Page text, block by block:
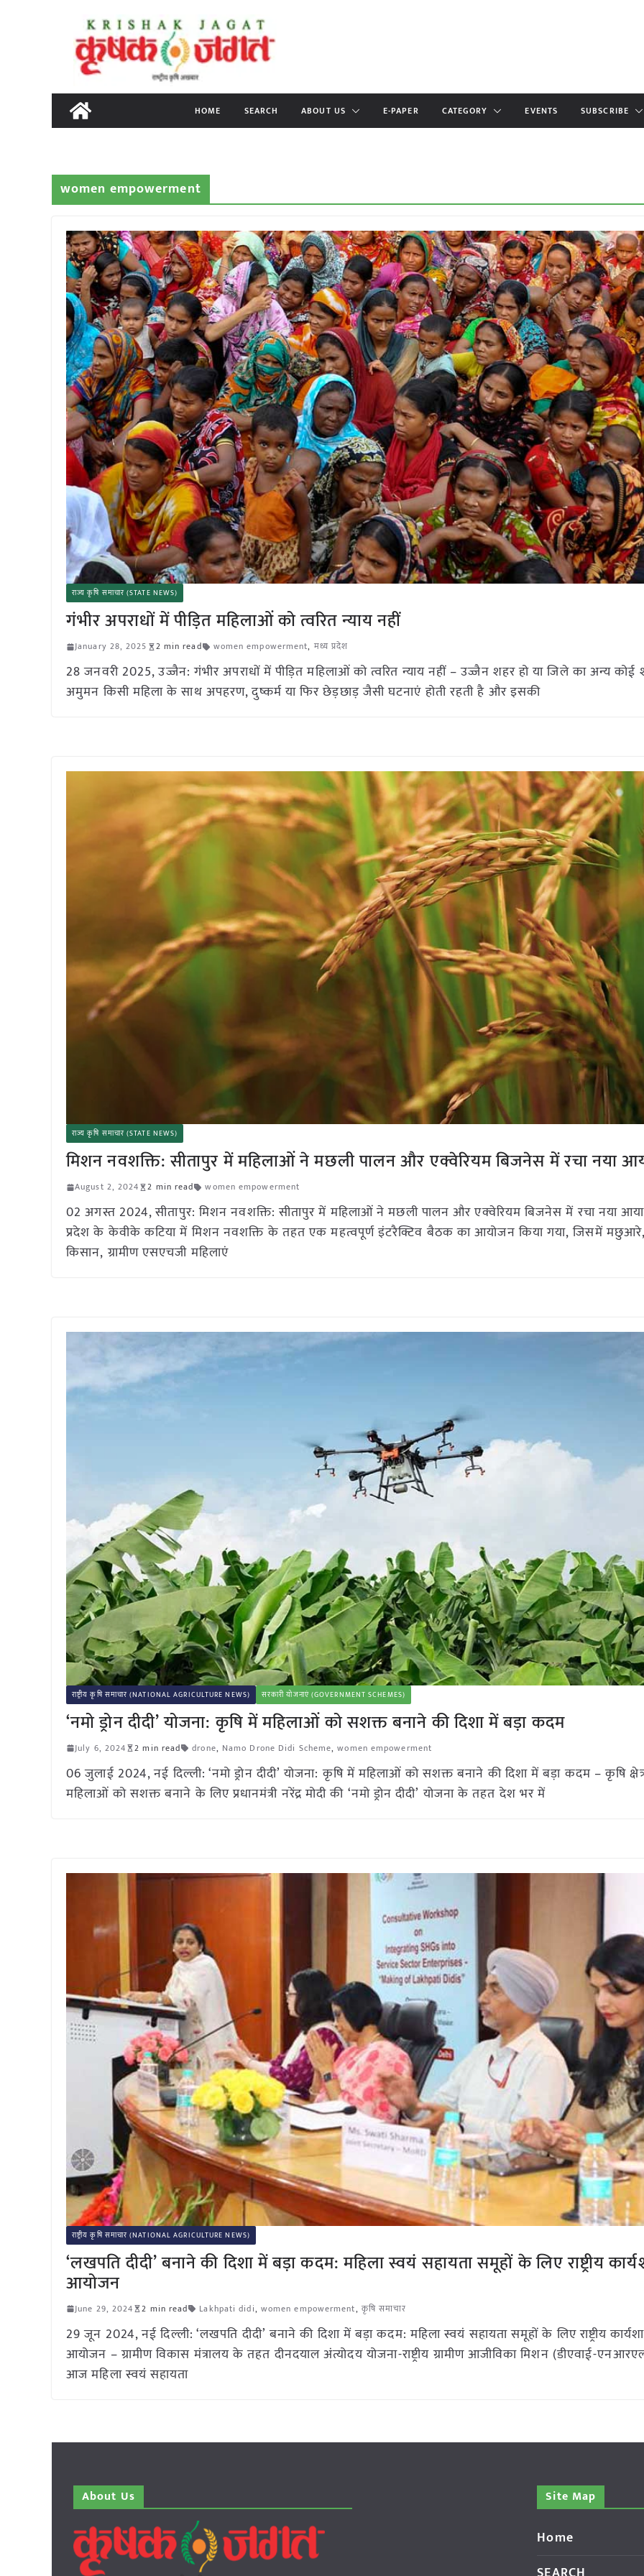
content
HOME SEARCH ABOUT US E-PAPER CATEGORY EVENTS SUBSCRIBE
women empowerment
राज्य कृषि समाचार (STATE NEWS)
गंभीर अपराधों में पीड़ित महिलाओं को त्वरित न्याय नहीं
January 28, 2025 2 min read women empowerment, मध्य प्रदेश
28 जनवरी 2025, उज्जैन: गंभीर अपराधों में पीड़ित महिलाओं को त्वरित न्याय नहीं – उज्जैन शहर हो या जिले का अन्य कोई
अमुमन किसी महिला के साथ अपहरण, दुष्कर्म या फिर छेड़छाड़ जैसी घटनाएं होती रहती है और इसकी
राज्य कृषि समाचार (STATE NEWS)
मिशन नवशक्ति: सीतापुर में महिलाओं ने मछली पालन और एक्वेरियम बिजनेस में रचा नया
August 2, 2024 2 min read women empowerment
02 अगस्त 2024, सीतापुर: मिशन नवशक्ति: सीतापुर में महिलाओं ने मछली पालन और एक्वेरियम बिजनेस में रचा नया
प्रदेश के केवीके कटिया में मिशन नवशक्ति के तहत एक महत्वपूर्ण इंटरैक्टिव बैठक का आयोजन किया गया, जिसमें
किसान, ग्रामीण एसएचजी महिलाएं
राष्ट्रीय कृषि समाचार (NATIONAL AGRICULTURE NEWS) सरकारी योजनाएं (GOVERNMENT SCHEMES)
‘नमो ड्रोन दीदी’ योजना: कृषि में महिलाओं को सशक्त बनाने की दिशा में बड़ा कदम
July 6, 2024 2 min read drone, Namo Drone Didi Scheme,women empowerment
06 जुलाई 2024, नई दिल्ली: ‘नमो ड्रोन दीदी’ योजना: कृषि में महिलाओं को सशक्त बनाने की दिशा में बड़ा कदम – कृषि
महिलाओं को सशक्त बनाने के लिए प्रधानमंत्री नरेंद्र मोदी की ‘नमो ड्रोन दीदी’ योजना के तहत देश भर में
राष्ट्रीय कृषि समाचार (NATIONAL AGRICULTURE NEWS)
‘लखपति दीदी’ बनाने की दिशा में बड़ा कदम: महिला स्वयं सहायता समूहों के लिए राष्ट्रीय
आयोजन
June 29, 2024 2 min read Lakhpati didi, women empowerment, कृषि समाचार
29 जून 2024, नई दिल्ली: ‘लखपति दीदी’ बनाने की दिशा में बड़ा कदम: महिला स्वयं सहायता समूहों के लिए राष्ट्रीय
आयोजन – ग्रामीण विकास मंत्रालय के तहत दीनदयाल अंत्योदय योजना-राष्ट्रीय ग्रामीण आजीविका मिशन (डीएवाई-
आज महिला स्वयं सहायता
About Us Site Map
Home